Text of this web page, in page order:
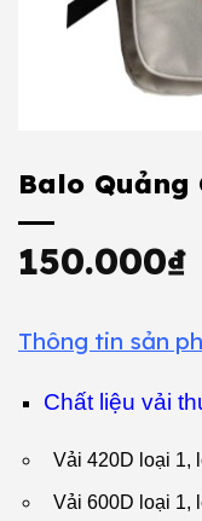
Balo Quảng
150.000₫
Thông tin sản
Chất liệu vải
Vải 420D loại 1,
Vải 600D loại 1,